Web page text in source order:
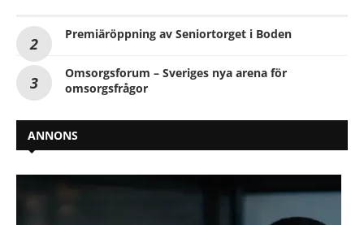
Premiäröppning av Seniortorget i Boden
Omsorgsforum – Sveriges nya arena för
omsorgsfrågor
ANNONS